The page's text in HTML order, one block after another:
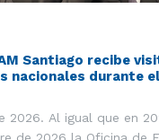
Santiago recibe
nacionales durante
2026. Al igual que en